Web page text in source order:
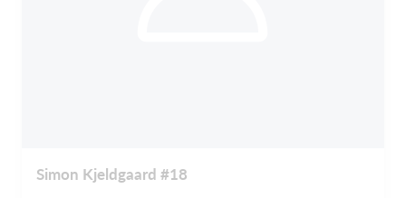
Simon Kjeldgaard #18